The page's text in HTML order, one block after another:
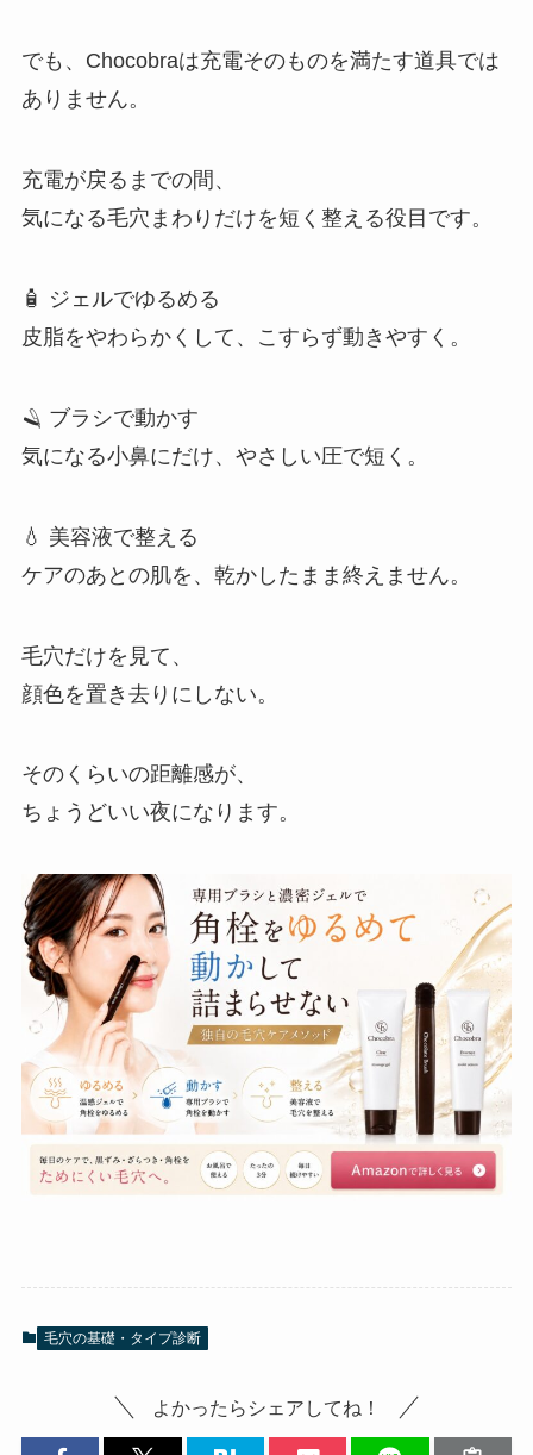
でも、Chocobraは充電そのものを満たす道具では
ありません。
充電が戻るまでの間、
気になる毛穴まわりだけを短く整える役目です。
🧴 ジェルでゆるめる
皮脂をやわらかくして、こすらず動きやすく。
🪒 ブラシで動かす
気になる小鼻にだけ、やさしい圧で短く。
💧 美容液で整える
ケアのあとの肌を、乾かしたまま終えません。
毛穴だけを見て、
顔色を置き去りにしない。
そのくらいの距離感が、
ちょうどいい夜になります。
毛穴の基礎・タイプ診断
よかったらシェアしてね！